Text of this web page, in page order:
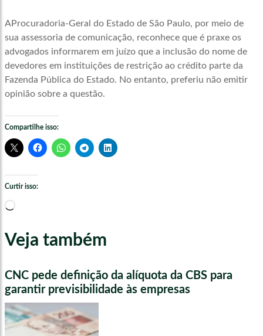
AProcuradoria-Geral do Estado de São Paulo, por meio de
sua assessoria de comunicação, reconhece que é praxe os
advogados informarem em juízo que a inclusão do nome de
devedores em instituições de restrição ao crédito parte da
Fazenda Pública do Estado. No entanto, preferiu não emitir
opinião sobre a questão.
Compartilhe isso:
Curtir isso:
Carregando...
Veja também
CNC pede definição da alíquota da CBS para
garantir previsibilidade às empresas